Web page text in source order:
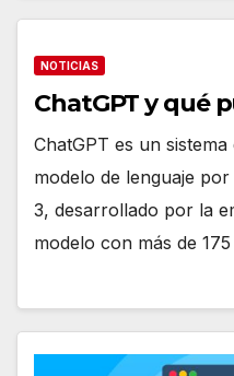
NOTICIAS
ChatGPT y qué
ChatGPT es un
modelo de lenguaje
3, desarrollado por la
modelo con más de